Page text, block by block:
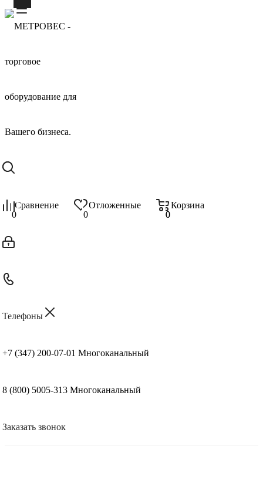
Сравнение
0
Отложенные
0
Корзина
0
0
Телефоны
+7 (347) 200-07-01 Многоканальный
8 (800) 5005-313 Многоканальный
Заказать звонок